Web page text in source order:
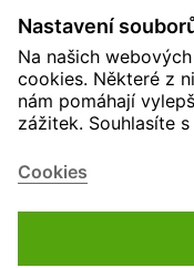
Užitečné informace
Novinky
Akční produkty
Kontakty
Soutěže
Nastavení
Na našich
cookies. Některé z
nám pomáhají
zážitek. Souhlasíte
Cookies